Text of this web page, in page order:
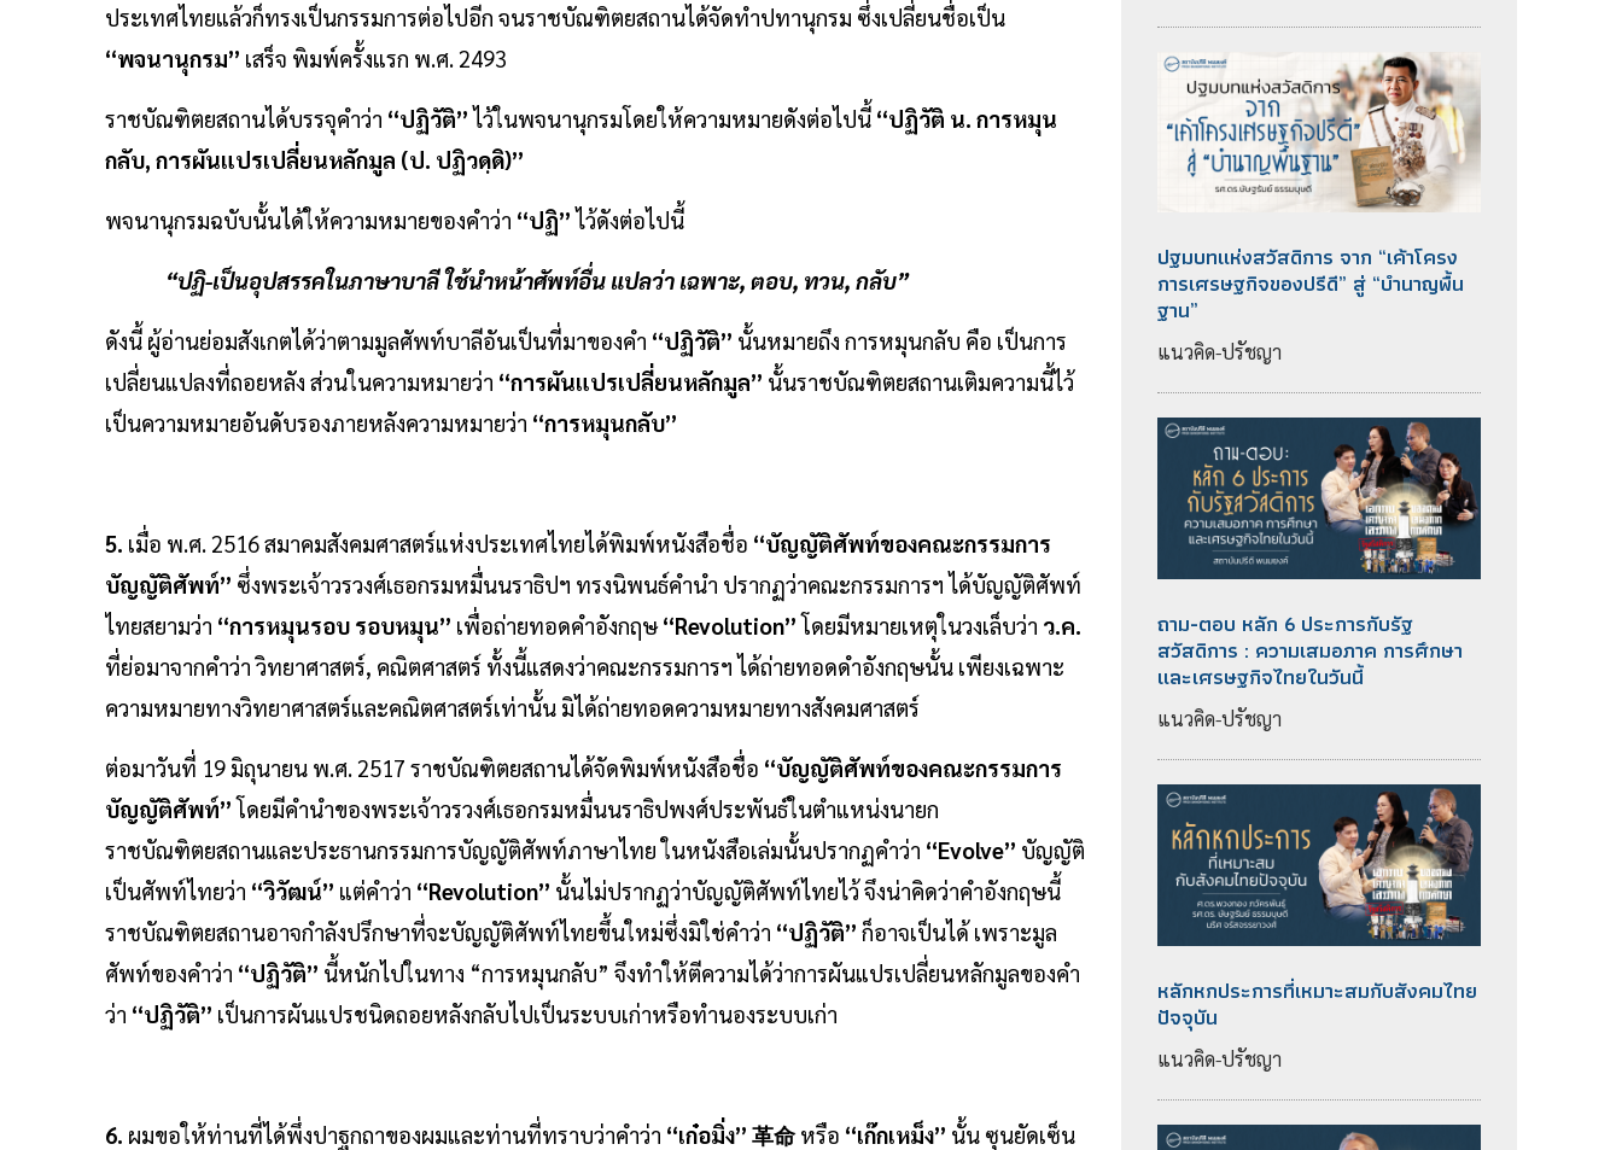
ประเทศไทยแล้วก็ทรงเป็นกรรมการต่อไปอีก จนราชบัณฑิตยสถานได้จัดทำปทานุกรม ซึ่งเปลี่ยนชื่อเป็น
“พจนานุกรม” เสร็จ พิมพ์ครั้งแรก พ.ศ. 2493
ราชบัณฑิตยสถานได้บรรจุคำว่า “ปฏิวัติ”ไว้ในพจนานุกรมโดยให้ความหมายดังต่อไปนี้ “ปฏิวัติ น. การหมุน
กลับ, การผันแปรเปลี่ยนหลักมูล (ป. ปฏิวดฺดิ)”
พจนานุกรมฉบับนั้นได้ให้ความหมายของคำว่า “ปฏิ”ไว้ดังต่อไปนี้
“ปฏิ-เป็นอุปสรรคในภาษาบาลี ใช้นำหน้าศัพท์อื่น แปลว่า เฉพาะ, ตอบ, ทวน, กลับ”
ดังนี้ ผู้อ่านย่อมสังเกตได้ว่าตามมูลศัพท์บาลีอันเป็นที่มาของคำ “ปฏิวัติ” นั้นหมายถึง การหมุนกลับ คือ เป็นการ
เปลี่ยนแปลงที่ถอยหลัง ส่วนในความหมายว่า “การผันแปรเปลี่ยนหลักมูล” นั้นราชบัณฑิตยสถานเติมความนี้ไว้
เป็นความหมายอันดับรองภายหลังความหมายว่า “การหมุนกลับ”
5. เมื่อ พ.ศ. 2516 สมาคมสังคมศาสตร์แห่งประเทศไทยได้พิมพ์หนังสือชื่อ “บัญญัติศัพท์ของคณะกรรมการ
บัญญัติศัพท์” ซึ่งพระเจ้าวรวงศ์เธอกรมหมื่นนราธิปฯ ทรงนิพนธ์คำนำ ปรากฏว่าคณะกรรมการฯ ได้บัญญัติศัพท์
ไทยสยามว่า “การหมุนรอบ รอบหมุน” เพื่อถ่ายทอดคำอังกฤษ“Revolution”โดยมีหมายเหตุในวงเล็บว่า ว.ค.
ที่ย่อมาจากคำว่า วิทยาศาสตร์, คณิตศาสตร์ ทั้งนี้แสดงว่าคณะกรรมการฯ ได้ถ่ายทอดดำอังกฤษนั้น เพียงเฉพาะ
ความหมายทางวิทยาศาสตร์และคณิตศาสตร์เท่านั้น มิได้ถ่ายทอดความหมายทางสังคมศาสตร์
ต่อมาวันที่ 19 มิถุนายน พ.ศ. 2517 ราชบัณฑิตยสถานได้จัดพิมพ์หนังสือชื่อ “บัญญัติศัพท์ของคณะกรรมการ
บัญญัติศัพท์”โดยมีคำนำของพระเจ้าวรวงศ์เธอกรมหมื่นนราธิปพงศ์ประพันธ์ในตำแหน่งนายก
ราชบัณฑิตยสถานและประธานกรรมการบัญญัติศัพท์ภาษาไทย ในหนังสือเล่มนั้นปรากฏคำว่า “Evolve” บัญญัติ
เป็นศัพท์ไทยว่า “วิวัฒน์” แต่คำว่า “Revolution” นั้นไม่ปรากฏว่าบัญญัติศัพท์ไทยไว้ จึงน่าคิดว่าคำอังกฤษนี้
ราชบัณฑิตยสถานอาจกำลังปรึกษาที่จะบัญญัติศัพท์ไทยขึ้นใหม่ซึ่งมิใช่คำว่า “ปฏิวัติ” ก็อาจเป็นได้ เพราะมูล
ศัพท์ของคำว่า “ปฏิวัติ” นี้หนักไปในทาง “การหมุนกลับ” จึงทำให้ตีความได้ว่าการผันแปรเปลี่ยนหลักมูลของคำ
ว่า “ปฏิวัติ” เป็นการผันแปรชนิดถอยหลังกลับไปเป็นระบบเก่าหรือทำนองระบบเก่า
6. ผมขอให้ท่านที่ได้พึ่งปาฐกถาของผมและท่านที่ทราบว่าคำว่า “เก๋อมิ่ง” 革命หรือ “เก๊กเหม็ง” นั้น ซุนยัดเซ็น
ปฐมบทแห่งสวัสดิการ จาก “เค้าโครง
การเศรษฐกิจของปรีดี” สู่ “บำนาญพื้น
ฐาน”
แนวคิด-ปรัชญา
ถาม-ตอบ หลัก 6 ประการกับรัฐ
สวัสดิการ : ความเสมอภาค การศึกษา
และเศรษฐกิจไทยในวันนี้
แนวคิด-ปรัชญา
หลักหกประการที่เหมาะสมกับสังคมไทย
ปัจจุบัน
แนวคิด-ปรัชญา